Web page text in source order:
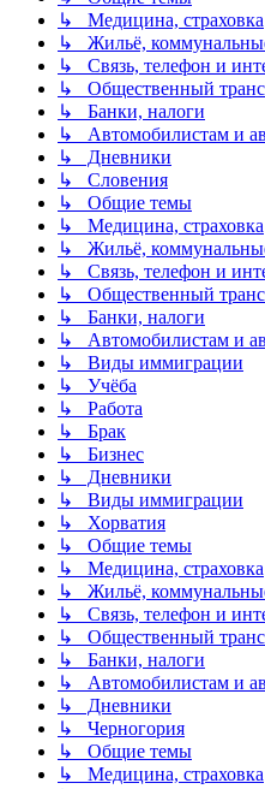
↳ Медицина, страховка
↳ Жильё,
↳ Связь, телефон и
↳ Общественный
↳ Банки, налоги
↳ Автомобилистам и
↳ Дневники
↳ Словения
↳ Общие темы
↳ Медицина, страховка
↳ Жильё,
↳ Связь, телефон и
↳ Общественный
↳ Банки, налоги
↳ Автомобилистам и
↳ Виды иммиграции
↳ Учёба
↳ Работа
↳ Брак
↳ Бизнес
↳ Дневники
↳ Виды иммиграции
↳ Хорватия
↳ Общие темы
↳ Медицина, страховка
↳ Жильё,
↳ Связь, телефон и
↳ Общественный
↳ Банки, налоги
↳ Автомобилистам и
↳ Дневники
↳ Черногория
↳ Общие темы
↳ Медицина, страховка